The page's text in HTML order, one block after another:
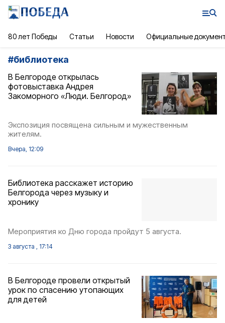
80 лет Победы Статьи Новости Официальные
#библиотека
В Белгороде открылась
фотовыставка Андрея
Закоморного «Люди. Белгород»
Экспозиция посвящена сильным и мужественным
жителям.
Вчера, 12:09
Библиотека расскажет историю
Белгорода через музыку и
хронику
Мероприятия ко Дню города пройдут 5 августа.
3 августа , 17:14
В Белгороде провели открытый
урок по спасению утопающих
для детей